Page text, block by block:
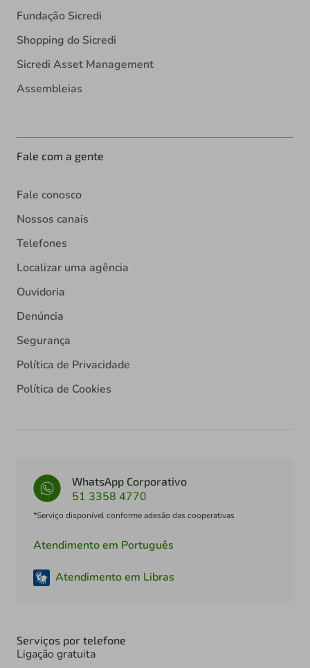
Fundação Sicredi
Shopping do Sicredi
Sicredi Asset Management
Assembleias
Fale com a gente
Fale conosco
Nossos canais
Telefones
Localizar uma agência
Ouvidoria
Denúncia
Segurança
Política de Privacidade
Política de Cookies
WhatsApp Corporativo
51 3358 4770
*Serviço disponível conforme adesão das cooperativas
Atendimento em Português
Atendimento em Libras
Serviços por telefone
Ligação gratuita